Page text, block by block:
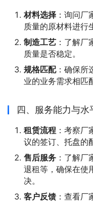
材料选择 ：询问
质量的原材料进行
制造工艺 ：了解
质量是否稳定。
规格匹配：确保所
业的业务需求相匹
四、服务能力与水
租赁流程 ：考察
议的签订、托盘的
售后服务 ：了解厂
退租等，确保在使
决。
客户反馈 ：查看